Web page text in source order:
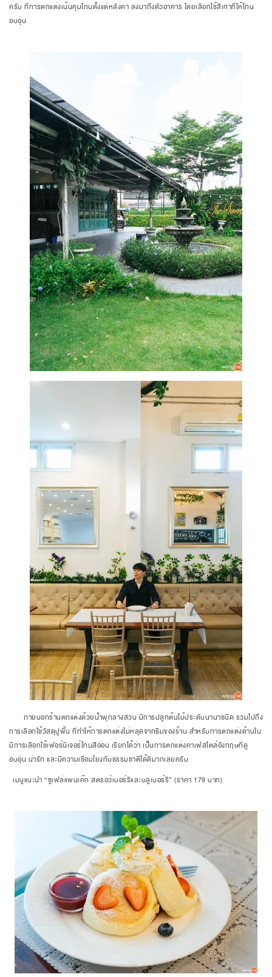
ครับ ที่การตกแต่งเน้นคุมโทนตั้งแต่หลังคา ลงมาถึงตัวอาคาร โดยเลือกใช้สีเทาที่ให้โทน
อบอุ่น
ภายนอกร้านตกแต่งด้วยน้ำพุกลางสวน มีการปลูกต้นไม้ประดับนานาชนิด รวมไปถึง
การเลือกใช้วัสดุปูพื้น ที่ทำให้การตกแต่งไม่หลุดจากธีมของร้าน สำหรับการตกแต่งด้านใน
มีการเลือกใช้เฟอร์นิเจอร์โทนสีอ่อน เรียกได้ว่า เป็นการตกแต่งคาเฟ่สไตล์อังกฤษที่ดู
อบอุ่น น่ารัก และมีความเชื่อมโยงกับธรรมชาติได้ดีมากเลยครับ
เมนูแนะนำ “ซูเฟล่แพนเค้ก สตรอว์เบอร์รีและบลูเบอร์รี” (ราคา 179 บาท)